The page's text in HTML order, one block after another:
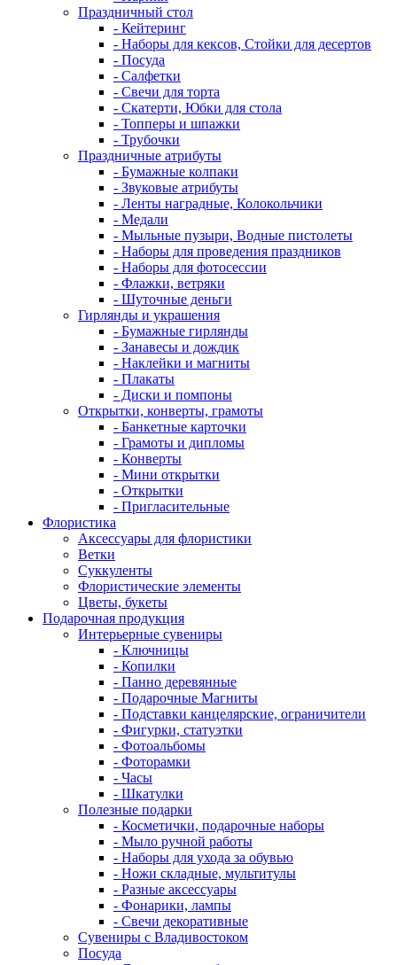
Праздничный стол
- Кейтеринг
- Наборы для кексов, Стойки для десертов
- Посуда
- Салфетки
- Свечи для торта
- Скатерти, Юбки для стола
- Топперы и шпажки
- Трубочки
Праздничные атрибуты
- Бумажные колпаки
- Звуковые атрибуты
- Ленты наградные, Колокольчики
- Медали
- Мыльные пузыри, Водные пистолеты
- Наборы для проведения праздников
- Наборы для фотосессии
- Флажки, ветряки
- Шуточные деньги
Гирлянды и украшения
- Бумажные гирлянды
- Занавесы и дождик
- Наклейки и магниты
- Плакаты
- Диски и помпоны
Открытки, конверты, грамоты
- Банкетные карточки
- Грамоты и дипломы
- Конверты
- Мини открытки
- Открытки
- Пригласительные
Флористика
Аксессуары для флористики
Ветки
Суккуленты
Флористические элементы
Цветы, букеты
Подарочная продукция
Интерьерные сувениры
- Ключницы
- Копилки
- Панно деревянные
- Подарочные Магниты
- Подставки канцелярские, ограничители
- Фигурки, статуэтки
- Фотоальбомы
- Фоторамки
- Часы
- Шкатулки
Полезные подарки
- Косметички, подарочные наборы
- Мыло ручной работы
- Наборы для ухода за обувью
- Ножи складные, мультитулы
- Разные аксессуары
- Фонарики, лампы
- Свечи декоративные
Сувениры с Владивостоком
Посуда